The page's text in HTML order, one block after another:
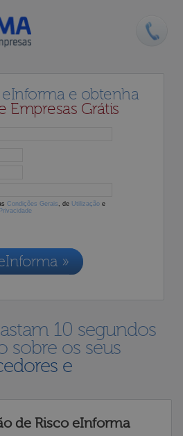
eInforma e obtenha
Empresas Grátis
Condições Gerais , de Utilização e
»
10 segundos
sobre os seus
e
de Risco eInforma